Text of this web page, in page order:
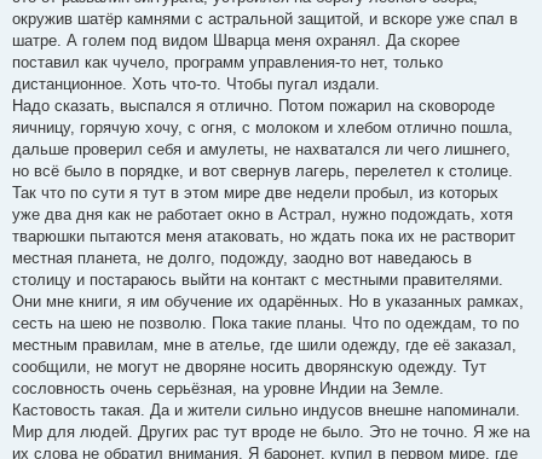
окружив шатёр камнями с астральной защитой, и вскоре уже спал в
шатре. А голем под видом Шварца меня охранял. Да скорее
поставил как чучело, программ управления-то нет, только
дистанционное. Хоть что-то. Чтобы пугал издали.
Надо сказать, выспался я отлично. Потом пожарил на сковороде
яичницу, горячую хочу, с огня, с молоком и хлебом отлично пошла,
дальше проверил себя и амулеты, не нахватался ли чего лишнего,
но всё было в порядке, и вот свернув лагерь, перелетел к столице.
Так что по сути я тут в этом мире две недели пробыл, из которых
уже два дня как не работает окно в Астрал, нужно подождать, хотя
тварюшки пытаются меня атаковать, но ждать пока их не растворит
местная планета, не долго, подожду, заодно вот наведаюсь в
столицу и постараюсь выйти на контакт с местными правителями.
Они мне книги, я им обучение их одарённых. Но в указанных рамках,
сесть на шею не позволю. Пока такие планы. Что по одеждам, то по
местным правилам, мне в ателье, где шили одежду, где её заказал,
сообщили, не могут не дворяне носить дворянскую одежду. Тут
сословность очень серьёзная, на уровне Индии на Земле.
Кастовость такая. Да и жители сильно индусов внешне напоминали.
Мир для людей. Других рас тут вроде не было. Это не точно. Я же на
их слова не обратил внимания. Я баронет, купил в первом мире, где